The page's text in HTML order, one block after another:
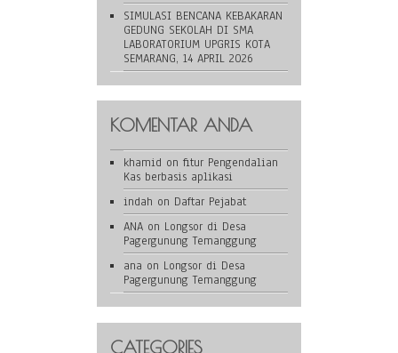
SIMULASI BENCANA KEBAKARAN
GEDUNG SEKOLAH DI SMA
LABORATORIUM UPGRIS KOTA
SEMARANG, 14 APRIL 2026
KOMENTAR ANDA
khamid on fitur Pengendalian
Kas berbasis aplikasi
indah on Daftar Pejabat
ANA on Longsor di Desa
Pagergunung Temanggung
ana on Longsor di Desa
Pagergunung Temanggung
CATEGORIES